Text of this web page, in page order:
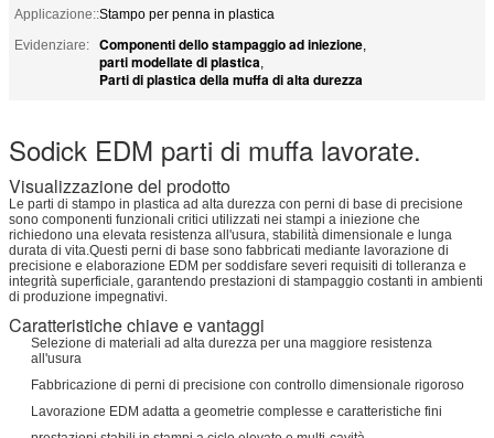
Applicazione::Stampo per penna in plastica
Evidenziare:
Componenti dello stampaggio ad iniezione,
parti modellate di plastica,
Parti di plastica della muffa di alta durezza
Sodick EDM parti di muffa lavorate.
Visualizzazione del prodotto
Le parti di stampo in plastica ad alta durezza con perni di base di precisione
sono componenti funzionali critici utilizzati nei stampi a iniezione che
richiedono una elevata resistenza all'usura, stabilità dimensionale e lunga
durata di vita.Questi perni di base sono fabbricati mediante lavorazione di
precisione e elaborazione EDM per soddisfare severi requisiti di tolleranza e
integrità superficiale, garantendo prestazioni di stampaggio costanti in ambienti
di produzione impegnativi.
Caratteristiche chiave e vantaggi
Selezione di materiali ad alta durezza per una maggiore resistenza
all'usura
Fabbricazione di perni di precisione con controllo dimensionale rigoroso
Lavorazione EDM adatta a geometrie complesse e caratteristiche fini